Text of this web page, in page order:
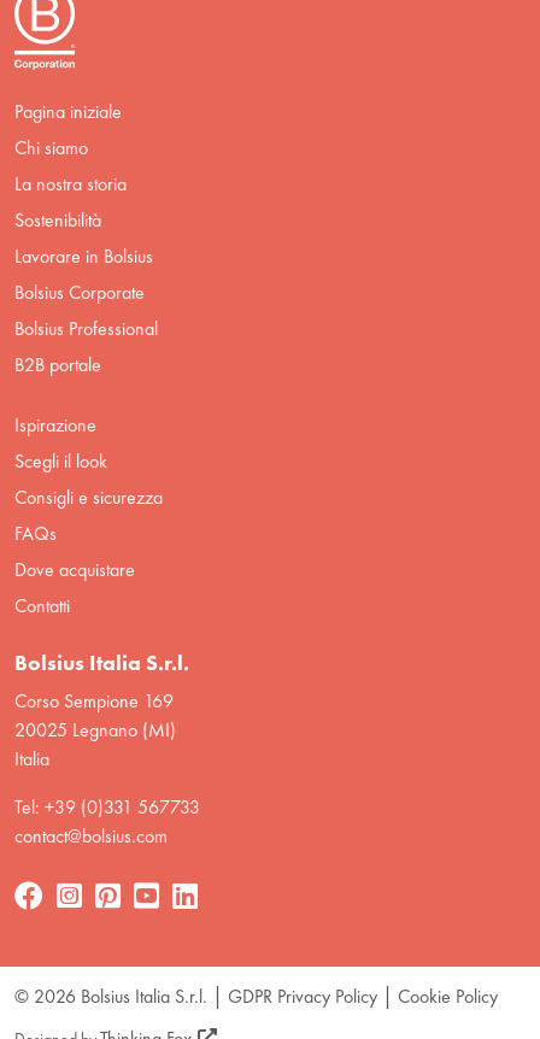
Pagina iniziale
Chi siamo
La nostra storia
Sostenibilità
Lavorare in Bolsius
Bolsius Corporate
Bolsius Professional
B2B portale
Ispirazione
Scegli il look
Consigli e sicurezza
FAQs
Dove acquistare
Contatti
Bolsius Italia S.r.l.
Corso Sempione 169
20025 Legnano (MI)
Italia
Tel: +39 (0)331 567733
contact@bolsius.com
© 2026 Bolsius Italia S.r.l. GDPR Privacy Policy Cookie Policy